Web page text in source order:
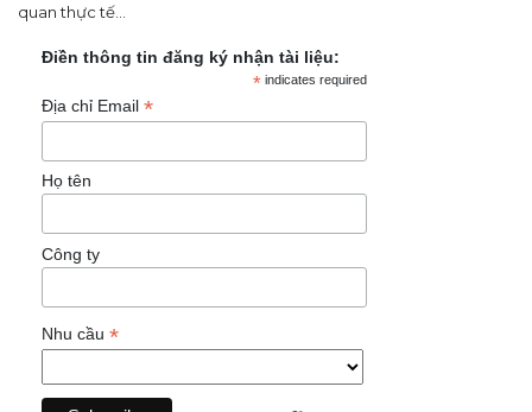
quan thực tế...
Điền thông tin đăng ký nhận tài liệu:
*indicates required
Địa chỉ Email *
Họ tên
Công ty
Nhu cầu *